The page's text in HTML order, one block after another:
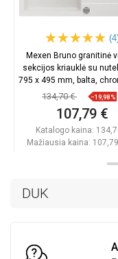
DUK
Mexen Bruno granitinė
sekcijos kriauklė su
795 x 495 mm, balta,
sifonas - 6513791010-
134,70 € −19,98%
107,79 €
Katalogo kaina:
Mažiausia kaina: